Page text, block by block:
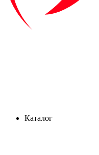
Каталог